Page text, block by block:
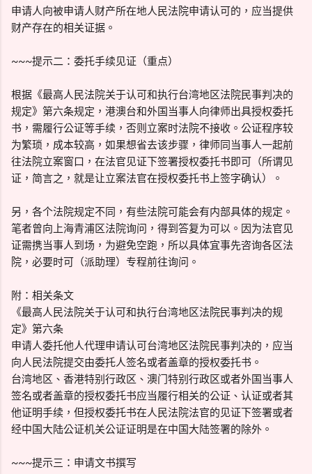
申请人向被申请人财产所在地人民法院申请认可的，应当提供
财产存在的相关证据。
~~~提示二：委托手续见证（重点）
根据《最高人民法院关于认可和执行台湾地区法院民事判决的
规定》第六条规定，港澳台和外国当事人向律师出具授权委托
书，需履行公证等手续，否则立案时法院不接收。公证程序较
为繁琐，成本较高，如果想省去该步骤，律师同当事人一起前
往法院立案窗口，在法官见证下签署授权委托书即可（所谓见
证，简言之，就是让立案法官在授权委托书上签字确认）。
另，各个法院规定不同，有些法院可能会有内部具体的规定。
笔者曾向上海青浦区法院询问，得到答复为可以。因为法官见
证需携当事人到场，为避免空跑，所以具体宜事先咨询各区法
院，必要时可（派助理）专程前往询问。
附：相关条文
《最高人民法院关于认可和执行台湾地区法院民事判决的规
定》第六条
申请人委托他人代理申请认可台湾地区法院民事判决的，应当
向人民法院提交由委托人签名或者盖章的授权委托书。
台湾地区、香港特别行政区、澳门特别行政区或者外国当事人
签名或者盖章的授权委托书应当履行相关的公证、认证或者其
他证明手续，但授权委托书在人民法院法官的见证下签署或者
经中国大陆公证机关公证证明是在中国大陆签署的除外。
~~~提示三：申请文书撰写